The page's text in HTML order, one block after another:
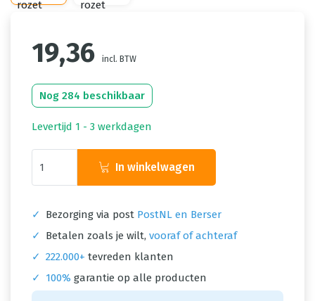
19,36 incl. BTW
Nog 284 beschikbaar
Levertijd 1 - 3 werkdagen
In winkelwagen
✓ Bezorging via post PostNL en Berser
✓
Betalen zoals je wilt, vooraf of achteraf
✓ 222.000+ tevreden klanten
✓
100% garantie op alle producten